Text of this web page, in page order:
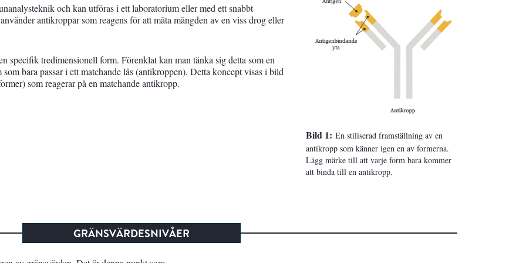
och kan utföras i ett laboratorium eller med ett snabbt
antikroppar som reagens för att mäta mängden av en viss drog eller
specifik tredimensionell form. Förenklat kan man tänka sig detta som en
bara passar i ett matchande lås (antikroppen). Detta koncept visas i bild
som reagerar på en matchande antikropp.
Bild 1: En stiliserad framställning av en
antikropp som känner igen en av formerna.
Lägg märke till att varje form bara kommer
att binda till en antikropp.
GRÄNSVÄRDESNIVÅER